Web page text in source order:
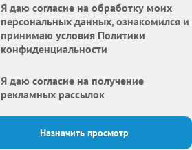
Я даю согласие на обработку моих
персональных данных, ознакомился и
принимаю условия Политики
конфиденциальности
Я даю согласие на получение
рекламных рассылок
Назначить просмотр